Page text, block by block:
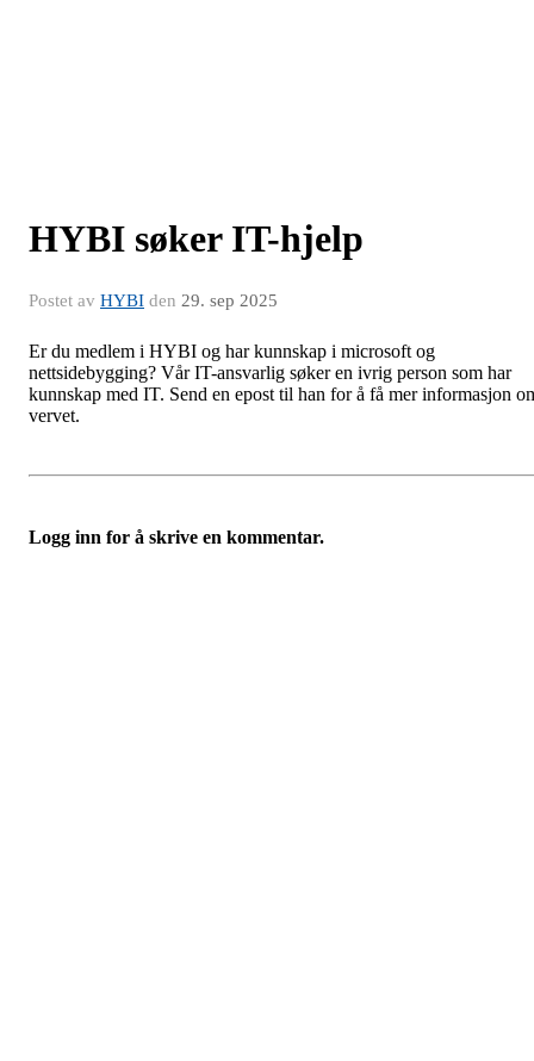
HYBI søker IT-hjelp
Postet av HYBI den 29. sep 2025
Er du medlem i HYBI og har kunnskap i microsoft og
nettsidebygging? Vår IT-ansvarlig søker en ivrig person som har
kunnskap med IT. Send en epost til han for å få mer informasjon
vervet.
Logg inn for å skrive en kommentar.